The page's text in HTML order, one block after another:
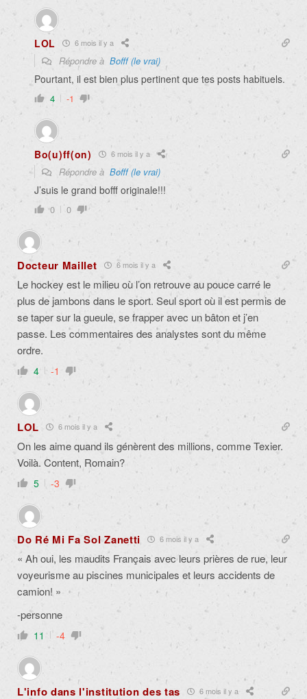
LOL 6 mois il y a
Répondre à Bofff (le vrai)
Pourtant, il est bien plus pertinent que tes posts habituels.
4 -1
Bo(u)ff(on) 6 mois il y a
Répondre à Bofff (le vrai)
J’suis le grand bofff originale!!!
0 0
Docteur Maillet 6 mois il y a
Le hockey est le milieu où l’on retrouve au pouce carré le
plus de jambons dans le sport. Seul sport où il est permis de
se taper sur la gueule, se frapper avec un bâton et j’en
passe. Les commentaires des analystes sont du même
ordre.
4 -1
LOL 6 mois il y a
On les aime quand ils génèrent des millions, comme Texier.
Voilà. Content, Romain?
5 -3
Do Ré Mi Fa Sol Zanetti 6 mois il y a
« Ah oui, les maudits Français avec leurs prières de rue, leur
voyeurisme au piscines municipales et leurs accidents de
camion! »
-personne
11 -4
L'info dans l'institution des tas 6 mois il y a